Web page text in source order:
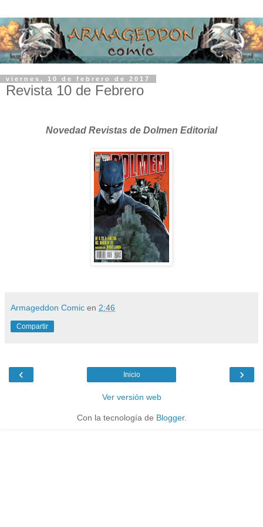
viernes, 10 de febrero de 2017
Revista 10 de Febrero
Novedad Revistas de Dolmen Editorial
Armageddon Comic en 2:46
Compartir
‹ ›
Inicio
Ver versión web
Con la tecnología de Blogger.